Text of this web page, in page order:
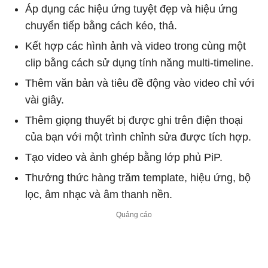
Áp dụng các hiệu ứng tuyệt đẹp và hiệu ứng
chuyển tiếp bằng cách kéo, thả.
Kết hợp các hình ảnh và video trong cùng một
clip bằng cách sử dụng tính năng multi-timeline.
Thêm văn bản và tiêu đề động vào video chỉ với
vài giây.
Thêm giọng thuyết bị được ghi trên điện thoại
của bạn với một trình chỉnh sửa được tích hợp.
Tạo video và ảnh ghép bằng lớp phủ PiP.
Thưởng thức hàng trăm template, hiệu ứng, bộ
lọc, âm nhạc và âm thanh nền.